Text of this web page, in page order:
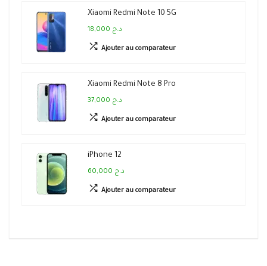
Xiaomi Redmi Note 10 5G
18,000 د.ج
Ajouter au comparateur
Xiaomi Redmi Note 8 Pro
37,000 د.ج
Ajouter au comparateur
iPhone 12
60,000 د.ج
Ajouter au comparateur